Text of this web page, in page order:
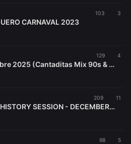
103 3
CARNAVAL 2023
129 4
Sesión Diciembre 2025 (Cantaditas Mix 90s & 2000s)
209 11
SMILE X - 90s HISTORY SESSION - DECEMBER 2025 THE LAST
98 5